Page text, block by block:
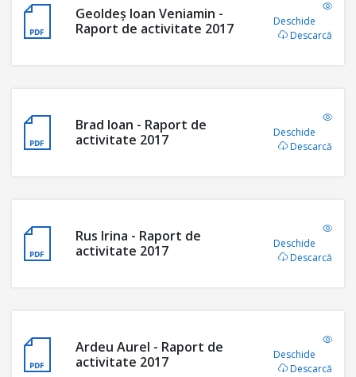
Geoldeș Ioan Veniamin -
Raport de activitate 2017
Deschide
Descarcă
Brad Ioan - Raport de
activitate 2017
Deschide
Descarcă
Rus Irina - Raport de
activitate 2017
Deschide
Descarcă
Ardeu Aurel - Raport de
activitate 2017
Deschide
Descarcă